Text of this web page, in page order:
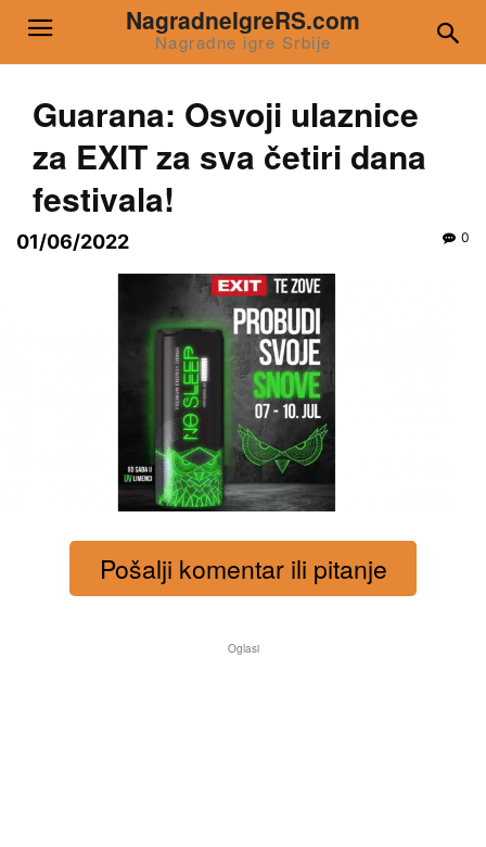
NagradneIgreRS.com
Nagradne igre Srbije
Guarana: Osvoji ulaznice
za EXIT za sva četiri dana
festivala!
01/06/2022 0
Pošalji komentar ili pitanje
Oglasi